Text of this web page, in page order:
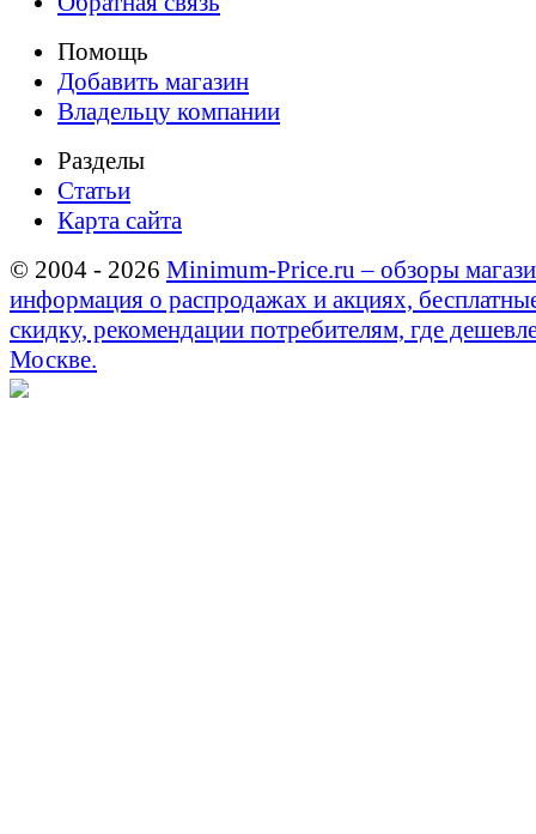
Помощь
Добавить магазин
Владельцу компании
Разделы
Статьи
Карта сайта
© 2004 - 2026 Minimum-Price.ru – обзоры
информация о распродажах и акциях,
скидку, рекомендации потребителям, где
Москве.